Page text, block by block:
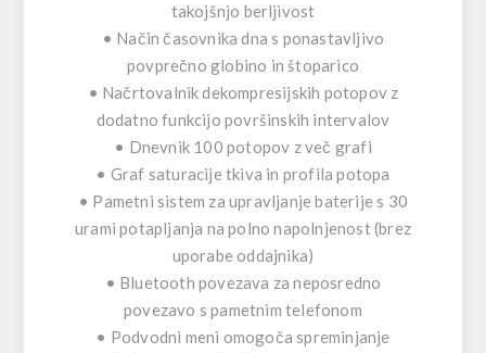
takojšnjo berljivost
• Način časovnika dna s ponastavljivo
povprečno globino in štoparico
• Načrtovalnik dekompresijskih potopov z
dodatno funkcijo površinskih intervalov
• Dnevnik 100 potopov z več grafi
• Graf saturacije tkiva in profila potopa
• Pametni sistem za upravljanje baterije s 30
urami potapljanja na polno napolnjenost (brez
uporabe oddajnika)
• Bluetooth povezava za neposredno
povezavo s pametnim telefonom
• Podvodni meni omogoča spreminjanje